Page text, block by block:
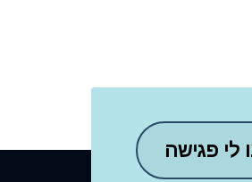
לי פגישה